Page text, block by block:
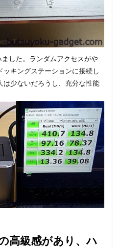
した。ランダムアクセスがや
キングステーションに接続し
は少ないだろうし、充分な性能
高級感があり、ハ